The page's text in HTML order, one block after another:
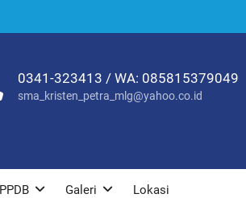
0341-323413 / WA: 085815379049
sma_kristen_petra_mlg@yahoo.co.id
Galeri Lokasi